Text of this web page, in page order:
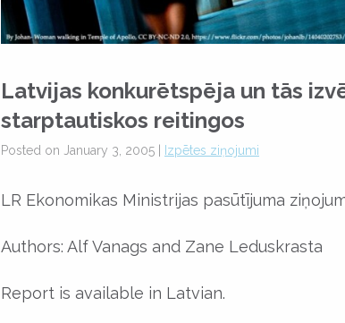
Latvijas konkurētspēja un tās
starptautiskos reitingos
Posted on January 3, 2005 | Izpētes ziņojumi
LR Ekonomikas Ministrijas pasūtījuma
Authors: Alf Vanags and Zane Leduskrasta
Report is available in Latvian.